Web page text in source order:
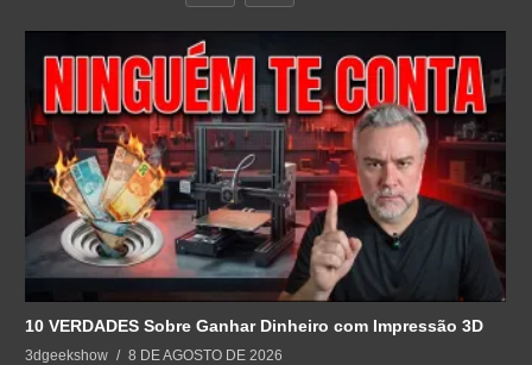
10 VERDADES Sobre Ganhar Dinheiro com Impressão 3D
3dgeekshow 8 DE AGOSTO DE 2026